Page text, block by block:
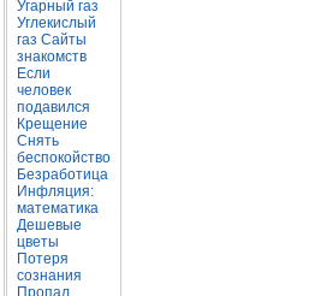
Угарный газ
Углекислый
газ Сайты
знакомств
Если
человек
подавился
Крещение
Снять
беспокойство
Безработица
Инфляция:
математика
Дешевые
цветы
Потеря
сознания
Пропал